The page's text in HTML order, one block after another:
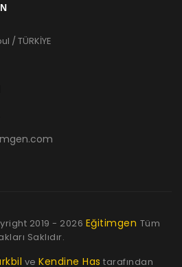
/ TÜRKİYE
2019 - 2026 Eğitimgen Tüm
Saklıdır.
veKendine Has tarafından